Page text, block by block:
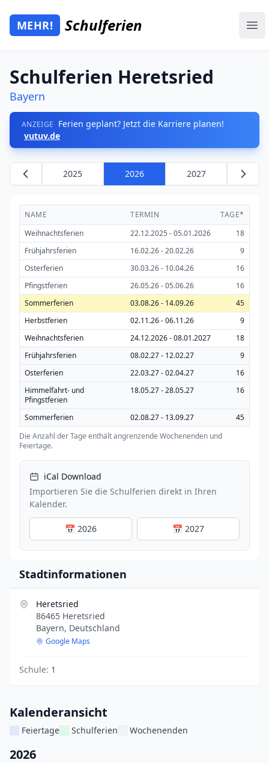
Zum Hauptinhalt springen
Mehr Schulferien
MEHR! Schulferien
Schulferien Heretsried
Bayern
ANZEIGE Ferien geplant? Jetzt die Karriere planen!
vutuv.de
2025 2026 2027
NAME TERMIN
TAGE*
Weihnachtsferien
22.12.2025 - 05.01.2026
18
Frühjahrsferien
16.02.26 - 20.02.26
9
Osterferien
30.03.26 - 10.04.26
16
Pfingstferien
26.05.26 - 05.06.26
16
Sommerferien
03.08.26 - 14.09.26
45
Herbstferien
02.11.26 - 06.11.26
9
Weihnachtsferien
24.12.2026 - 08.01.2027
18
Frühjahrsferien
08.02.27 - 12.02.27
9
Osterferien
22.03.27 - 02.04.27
16
Himmelfahrt- und
Pfingstferien
18.05.27 - 28.05.27 16
Sommerferien 02.08.27 - 13.09.27
45
Die Anzahl der Tage enthält angrenzende Wochenenden und
Feiertage.
iCal Download
Importieren Sie die Schulferien direkt in Ihren
Kalender.
📅 2026 📅 2027
Stadtinformationen
Heretsried
86465 Heretsried
Bayern, Deutschland
Google Maps
Schule: 1
Kalenderansicht
Feiertage Schulferien Wochenenden
2026